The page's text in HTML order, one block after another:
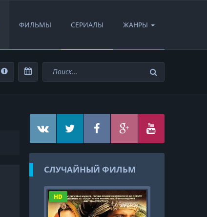
ФИЛЬМЫ СЕРИАЛЫ ЖАНРЫ
СЛУЧАЙНЫЙ ФИЛЬМ
HD